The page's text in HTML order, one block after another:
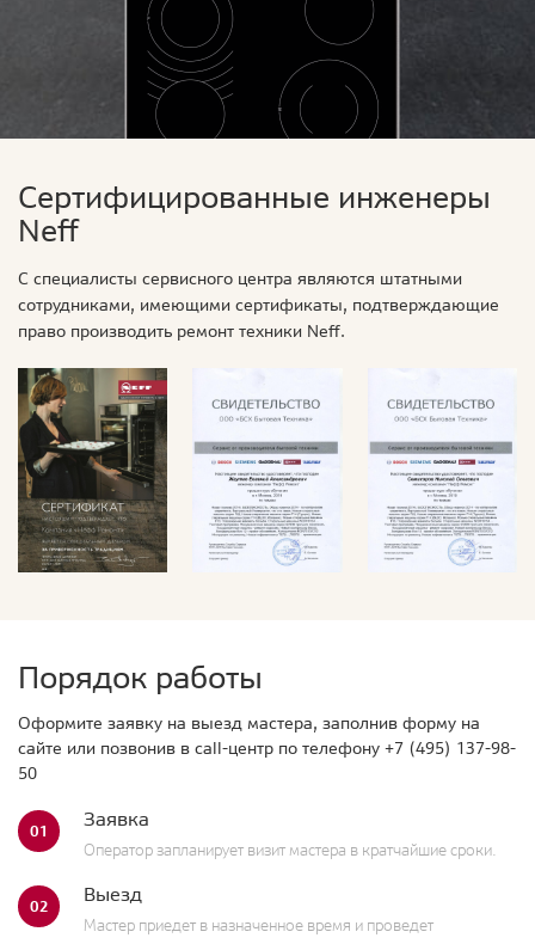
Сертифицированные инженеры
Neff
С специалисты сервисного центра являются штатными
сотрудниками, имеющими сертификаты, подтверждающие
право производить ремонт техники Neff.
Порядок работы
Оформите заявку на выезд мастера, заполнив форму на
сайте или позвонив в call-центр по телефону +7 (495) 137-98-
50
01 Заявка
Оператор запланирует визит мастера в кратчайшие сроки.
02 Выезд
Мастер приедет в назначенное время и проведет